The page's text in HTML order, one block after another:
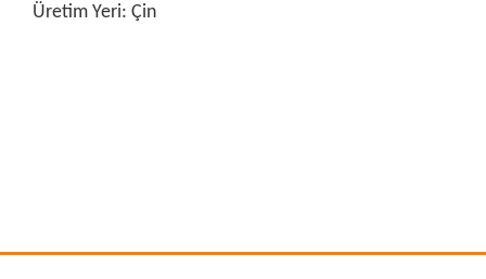
Üretim Yeri: Çin
Ürün açıklamasında eksik bilgiler bulunuyor.